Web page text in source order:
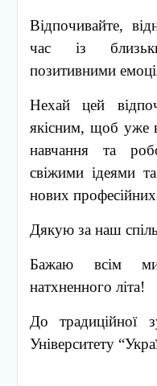
Відпочивайте,
час із
позитивними
Нехай цей
якісним, щоб уже
навчання та
свіжими ідеями
нових
Дякую за наш
Бажаю всім
натхненного літа!
До традиційної
Університету